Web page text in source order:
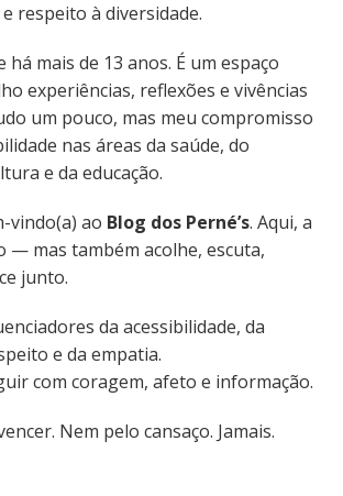
respeito à diversidade.
há mais de 13 anos. É um espaço
experiências, reflexões e vivências
um pouco, mas meu compromisso
nas áreas da saúde, do
e da educação.
vindo(a) ao Blog dos Perné’s. Aqui, a
— mas também acolhe, escuta,
junto.
da acessibilidade, da
e da empatia.
com coragem, afeto e informação.
Nem pelo cansaço. Jamais.